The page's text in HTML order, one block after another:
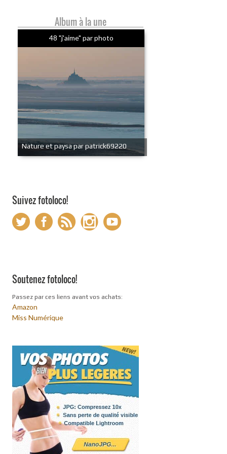
Album à la une
48 "j'aime" par photo
Nature et paysa par patrick69220
Suivez fotoloco!
Soutenez fotoloco!
Passez par ces liens avant vos achats:
Amazon
Miss Numérique